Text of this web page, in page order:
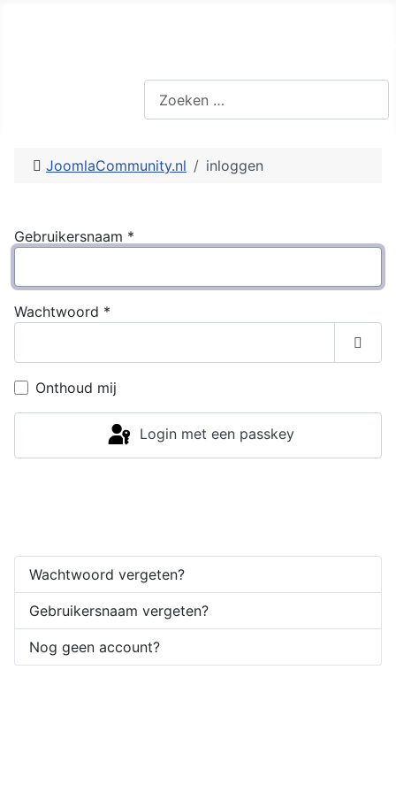
JoomlaCommunity.nl inloggen
Gebruikersnaam *
Wachtwoord *
Toon
Onthoud mij
Login met een passkey
Wachtwoord vergeten?
Gebruikersnaam vergeten?
Nog geen account?